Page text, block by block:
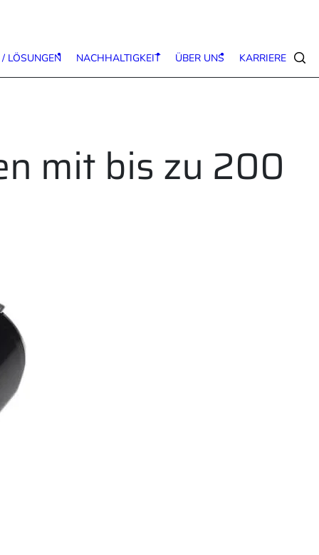
LÖSUNGEN NACHHALTIGKEIT ÜBER UNS KARRIERE
mit bis zu 200